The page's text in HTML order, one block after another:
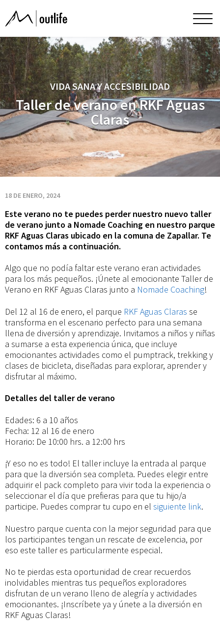
Taller
de
verano
en
RKF
Aguas
Claras
Menu
VIDA SANA Y ACCESIBILIDAD
Taller de verano en RKF Aguas
Claras
18 DE ENERO, 2024
Este verano no te puedes perder nuestro nuevo taller
de verano junto a Nomade Coaching en nuestro parque
RKF Aguas Claras ubicado en la comuna de Zapallar. Te
contamos más a continuación.
Algo que no podía faltar este verano eran actividades
para los más pequeños. ¡Únete al emocionante Taller de
Verano en RKF Aguas Claras junto a Nomade Coaching!
Del 12 al 16 de enero, el parque RKF Aguas Claras se
transforma en el escenario perfecto para una semana
llena de diversión y aprendizaje. Invitamos a niños y niñas
a sumarse a esta experiencia única, que incluye
emocionantes actividades como el pumptrack, trekking y
clases de bicicleta, diseñadas para explorar, aprender y
disfrutar al máximo.
Detalles del taller de verano
Edades: 6 a 10 años
Fecha: 12 al 16 de enero
Horario: De 10:00 hrs. a 12:00 hrs
¡Y eso no es todo! El taller incluye la entrada al parque
para que la diversión sea completa. Puedes elegir entre
adquirir el pack completo para vivir toda la experiencia o
seleccionar el día que prefieras para que tu hijo/a
participe. Puedes comprar tu cupo en el siguiente link.
Nuestro parque cuenta con la mejor seguridad para que
los participantes tengan un rescate de excelencia, por
eso este taller es particularmente especial.
No te pierdas esta oportunidad de crear recuerdos
inolvidables mientras tus pequeños exploradores
disfrutan de un verano lleno de alegría y actividades
emocionantes. ¡Inscríbete ya y únete a la diversión en
RKF Aguas Claras!